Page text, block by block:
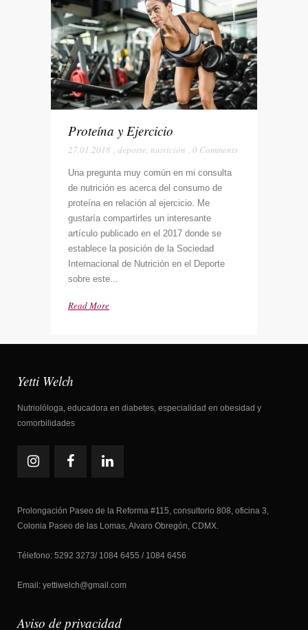
Proteína y Ejercicio
27.01.2018 deporte nutrición 0 Comments
Una pregunta muy común en mi consulta
de nutrición es acerca del consumo de
proteína en relación al ejercicio. Me
gustaría compartirles un interesante
artículo publicado en el 2017 donde se
establece la posición de la Sociedad
Internacional de Nutrición en el Deporte
sobre este...
Read More
Yetti Welch
Nutriolóloga, educadora en diabetes, especialidad en obesidad y
comorbilidades
Prolongación Paseo de la Reforma #115, consultorio 808, oficina 3,
Colonia Paseo de las Lomas, Alvaro Obregón, CDMX.
Télefono: 5292 3273/ 1084 6455 / 1084 6456
Email: yettiwelch@gmail.com
Aviso de privacidad